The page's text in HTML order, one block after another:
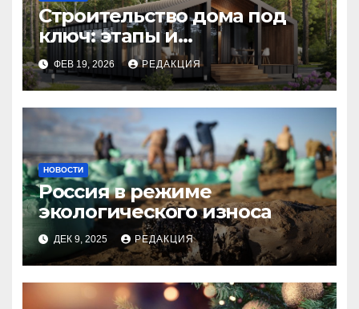
Строительство дома под
ключ: этапы и
планирование бюджета
ФЕВ 19, 2026 РЕДАКЦИЯ
НОВОСТИ
Россия в режиме
экологического износа
ДЕК 9, 2025 РЕДАКЦИЯ